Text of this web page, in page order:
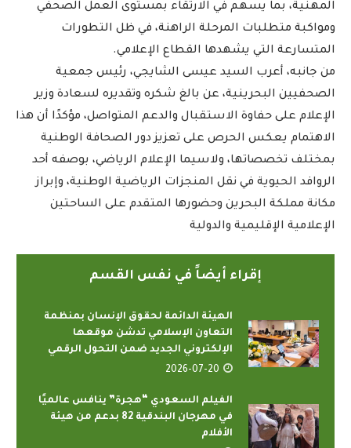
المهنية، بما يسهم في الارتقاء بمستوى العمل الصحفي
ومواكبة متطلبات المرحلة الراهنة، في ظل التطورات
المتسارعة التي يشهدها القطاع الإعلامي.
من جانبه، أعرب السيد عيسى الشايجي، رئيس جمعية
الصحفيين البحرينية، عن بالغ شكره وتقديره لسعادة وزير
الإعلام على حفاوة الاستقبال والدعم المتواصل، مؤكدًا أن هذا
الاهتمام يعكس الحرص على تعزيز دور الصحافة الوطنية
بمختلف تخصصاتها، ولاسيما الإعلام الرياضي، بوصفه أحد
الروافد الحيوية في نقل المنجزات الرياضية الوطنية، وإبراز
مكانة مملكة البحرين وحضورها المتقدم على الساحتين
الإعلامية الإقليمية والدولية
إقراء أيضاً في نفس القسم
الهيئة الدائمة لحقوق الإنسان بمنظمة
التعاون الإسلامي تدشن موقعها
الإلكتروني الجديد ضمن التحول الرقمي
2026-07-20
الفيلم السعودي “هجرة” ينافس عالميًا
في مهرجان البندقية 82 بدعم من هيئة
الأفلام